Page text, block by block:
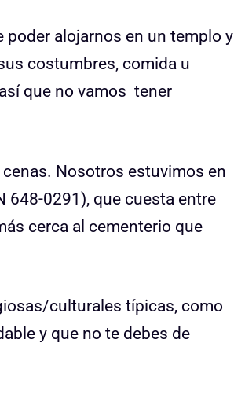
poder alojarnos en un templo y
costumbres, comida u
que no vamos tener
Nosotros estuvimos en
648-0291), que cuesta entre
cerca al cementerio que
culturales típicas, como
y que no te debes de